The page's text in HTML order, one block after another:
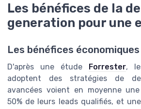
Les bénéfices de la
generation pour une
Les bénéfices économiques
D'après une étude Forrester,
adoptent des stratégies de
avancées voient en moyenne
50% de leurs leads qualifiés, et